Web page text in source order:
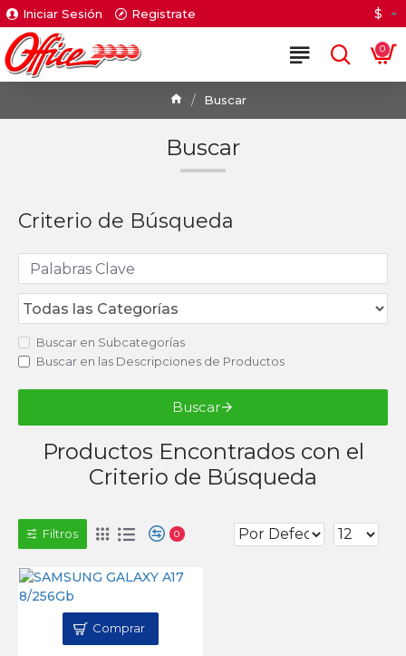
Iniciar Sesión Registrate $
0
Buscar
Buscar
Criterio de Búsqueda
Buscar en Subcategorías
Buscar en las Descripciones de Productos
Buscar
Productos Encontrados con el
Criterio de Búsqueda
Filtros 0
Comprar